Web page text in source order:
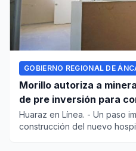
GOBIERNO REGIONAL DE
Morillo autoriza a
de pre inversión para
Huaraz
Huaraz en Línea. - Un paso
construcción del nuevo